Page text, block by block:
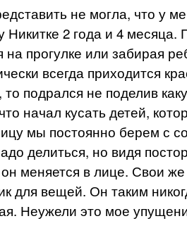
не могла, что у
2 года и 4 месяца.
прогулке или забирая
всегда приходится
подрался не поделив
начал кусать детей,
мы постоянно берем с
делиться, но видя
меняется в лице. Свои
для вещей. Он таким
Неужели это мое